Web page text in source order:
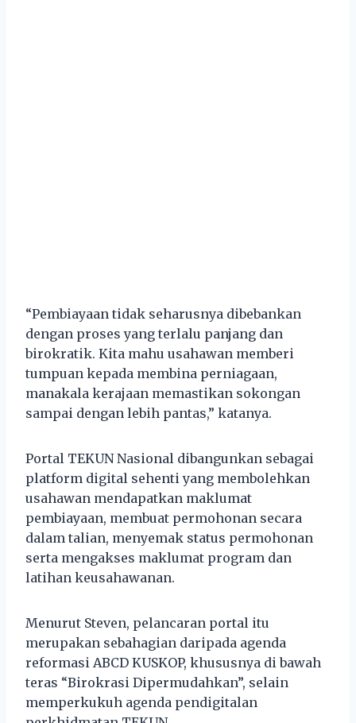
“Pembiayaan tidak seharusnya dibebankan
dengan proses yang terlalu panjang dan
birokratik. Kita mahu usahawan memberi
tumpuan kepada membina perniagaan,
manakala kerajaan memastikan sokongan
sampai dengan lebih pantas,” katanya.
Portal TEKUN Nasional dibangunkan sebagai
platform digital sehenti yang membolehkan
usahawan mendapatkan maklumat
pembiayaan, membuat permohonan secara
dalam talian, menyemak status permohonan
serta mengakses maklumat program dan
latihan keusahawanan.
Menurut Steven, pelancaran portal itu
merupakan sebahagian daripada agenda
reformasi ABCD KUSKOP, khususnya di bawah
teras “Birokrasi Dipermudahkan”, selain
memperkukuh agenda pendigitalan